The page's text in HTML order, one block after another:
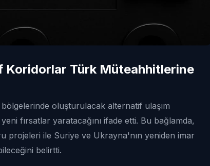
Türk Müteahhitlerine
oluşturulacak alternatif ulaşım
fırsatlar yaratacağını ifade etti. Bu bağlamda,
projeleri ile Suriye ve Ukrayna'nın yeniden imar
belirtti.